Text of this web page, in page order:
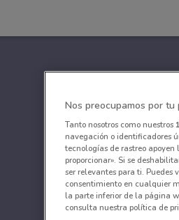
Nos preocupamos por tu
Tanto nosotros como nuestros
navegación o identificadores
tecnologías de rastreo apoyen
proporcionar». Si se
ser relevantes para ti. Puedes
consentimiento en cualquier
la parte inferior de la página
consulta nuestra política de